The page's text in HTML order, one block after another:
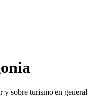
y sobre turismo en general